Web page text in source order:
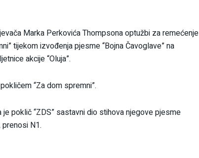
Marka Perkovića Thompsona optužbi za remećenje
tijekom izvođenja pjesme “Bojna Čavoglave” na
akcije “Oluja”.
“Za dom spremni”.
poklič “ZDS” sastavni dio stihova njegove pjesme
prenosi N1.